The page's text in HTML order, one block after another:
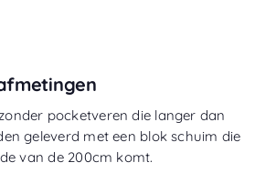
pocketveren die langer dan
geleverd met een blok schuim die
van de 200cm komt.